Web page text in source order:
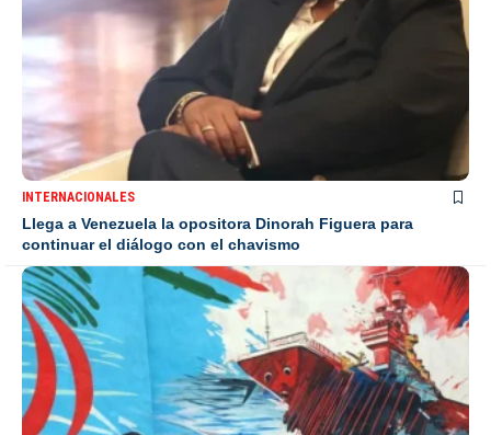
INTERNACIONALES
Llega a Venezuela la opositora Dinorah Figuera para
continuar el diálogo con el chavismo